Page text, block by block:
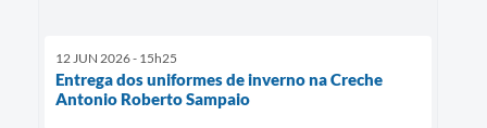
12 JUN 2026 - 15h25
Entrega dos uniformes de inverno na Creche
Antonio Roberto Sampaio